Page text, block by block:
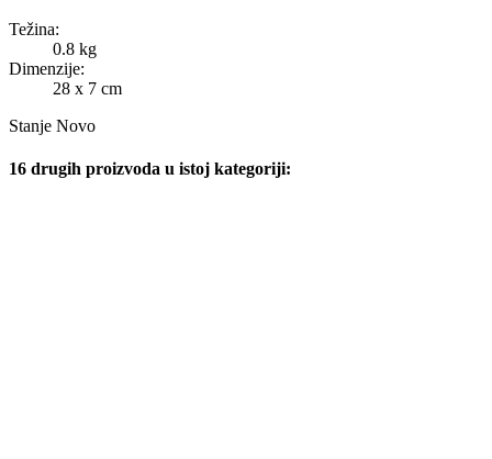
Težina:
0.8 kg
Dimenzije:
28 x 7 cm
Stanje Novo
16 drugih proizvoda u istoj kategoriji: